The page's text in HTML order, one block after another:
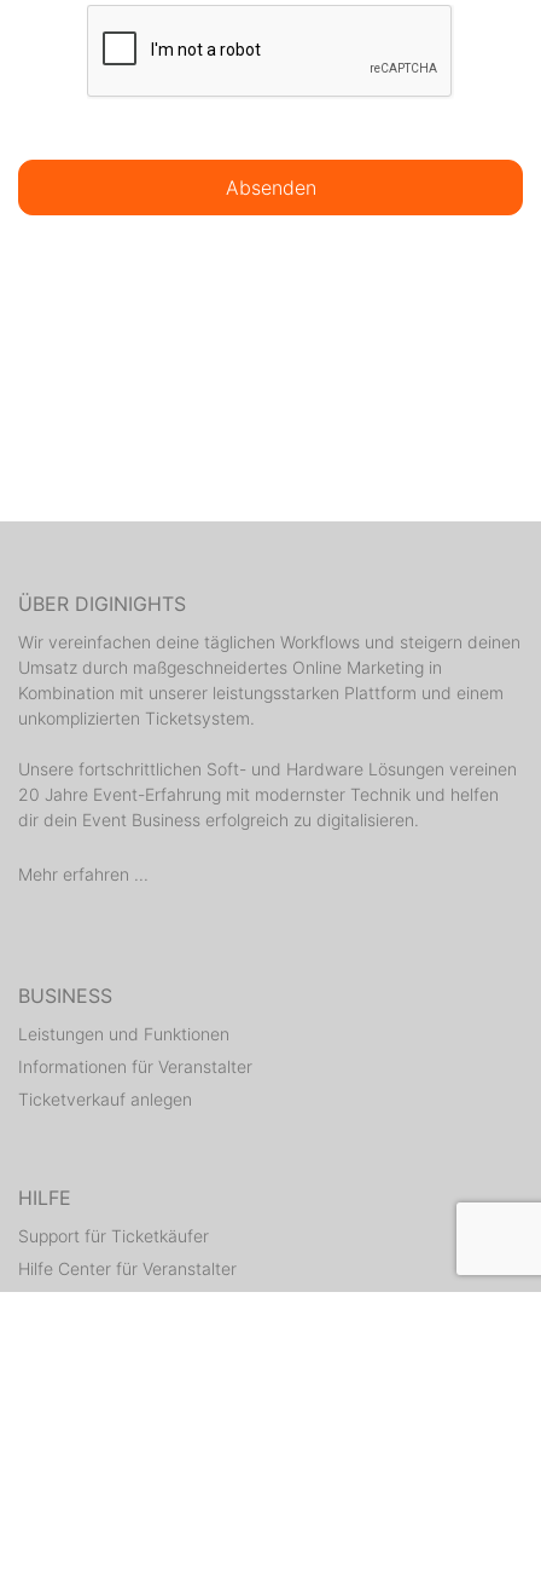
Absenden
ÜBER DIGINIGHTS
Wir vereinfachen deine täglichen Workflows und steigern deinen
Umsatz durch maßgeschneidertes Online Marketing in
Kombination mit unserer leistungsstarken Plattform und einem
unkomplizierten Ticketsystem.
Unsere fortschrittlichen Soft- und Hardware Lösungen vereinen
20 Jahre Event-Erfahrung mit modernster Technik und helfen
dir dein Event Business erfolgreich zu digitalisieren.
Mehr erfahren ...
BUSINESS
Leistungen und Funktionen
Informationen für Veranstalter
Ticketverkauf anlegen
HILFE
Support für Ticketkäufer
Hilfe Center für Veranstalter